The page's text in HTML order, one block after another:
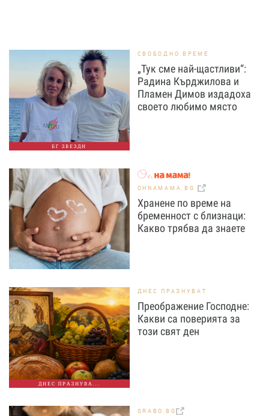
БГ ЗВЕЗДИ
СВОБОДНО ВРЕМЕ
„Тук сме най-щастливи“:
Радина Кърджилова и
Пламен Димов издадоха
своето любимо място
OHNAMAMA.BG
Хранене по време на
бременност с близнаци:
Какво трябва да знаете
ДНЕС ПРАЗНУВА...
ДНЕС ПРАЗНУВАТ
Преображение Господне:
Какви са поверията за
този свят ден
GRABO.BG